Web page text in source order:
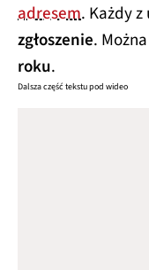
adresem. Każdy
zgłoszenie.
roku.
Dalsza część tekstu pod wideo